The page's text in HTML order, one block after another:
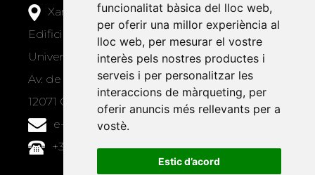
funcionalitat bàsica del lloc web,
per oferir una millor experiència al
lloc web, per mesurar el vostre
interès pels nostres productes i
serveis i per personalitzar les
interaccions de màrqueting, per
oferir anuncis més rellevants per a
vostè.
Estic d’acord
Xarxa Vives d'Universitats
Edifici Àgora
Universitat Jaume I, local 10
Av. de Vicent Sos Baynat, s/n
12071 Castelló de la Plana
e-buc@vives.org
+34 964 72 89 93